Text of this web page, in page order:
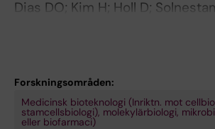
Dias DO; Kim H; Holl D;
Lundeberg J; Carlen M; Frisen
Forskningsområden:
Medicinsk bioteknologi (Inriktn. mot
stamcellsbiologi), molekylärbiologi,
eller biofarmaci)